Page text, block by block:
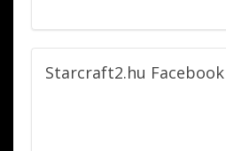
Starcraft2.hu Facebook